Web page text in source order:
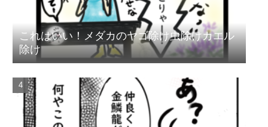
これはいい！メダカのヤゴ除け虫除けカエル
除け